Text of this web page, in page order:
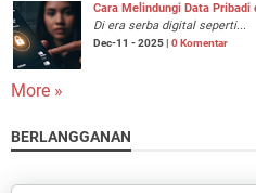
Cara Melindungi Data
Di era serba digital seperti...
Dec-11 - 2025 | 0 Komentar
More »
BERLANGGANAN